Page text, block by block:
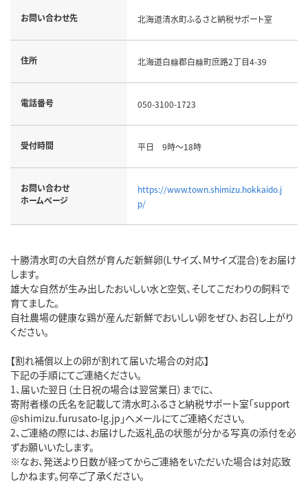
お問い合わせ先 北海道清水町ふるさと納税サポート室
住所 北海道白糠郡白糠町庶路2丁目4-39
電話番号 050-3100-1723
受付時間 平日 9時～18時
お問い合わせ
ホームページ
https://www.town.shimizu.hokkaido.j
p/
十勝清水町の大自然が育んだ新鮮卵(Lサイズ、Mサイズ混合)をお届け
します。
雄大な自然が生み出したおいしい水と空気、そしてこだわりの飼料で
育てました。
自社農場の健康な鶏が産んだ新鮮でおいしい卵をぜひ、お召し上がり
ください。
【割れ補償以上の卵が割れて届いた場合の対応】
下記の手順にてご連絡ください。
1、届いた翌日（土日祝の場合は翌営業日）までに、
寄附者様の氏名を記載して清水町ふるさと納税サポート室「support
@shimizu.furusato-lg.jp」へメールにてご連絡ください。
2、ご連絡の際には、お届けした返礼品の状態が分かる写真の添付を必
ずお願いいたします。
※なお、発送より日数が経ってからご連絡をいただいた場合は対応致
しかねます。何卒ご了承ください。